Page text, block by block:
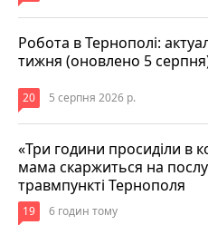
Робота в Тернополі:
тижня (оновлено 5
20 5 серпня 2026 р.
«Три години просиділи в
мама скаржиться на
травмпункті Тернополя
19 6 годин тому